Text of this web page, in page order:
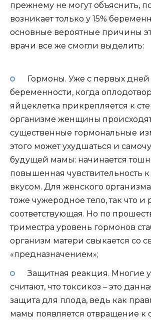
прежнему не могут объяснить,
возникает только у 15%
основные вероятные причины
врачи все же смогли выделить:
Гормоны. Уже с первых дней
беременности, когда
яйцеклетка прикрепляется к
организме женщины
существенные гормональные
этого может ухудшаться и
будущей мамы: начинается
повышенная чувствительность к
вкусом. Для женского
тоже чужеродное тело, так что и
соответствующая. Но по
триместра уровень гормонов
организм матери свыкается со
«предназначением»;
Защитная реакция. Многие
считают, что токсикоз – это
защита для плода, ведь как
мамы появляется отвращение к